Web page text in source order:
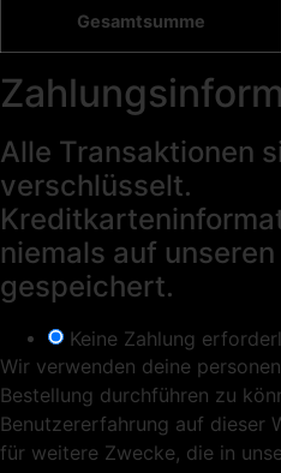
Gesamtsumme
Alle Transaktionen
verschlüsselt.
niemals auf
gespeichert.
Keine Zahlung
Wir verwenden deine
Bestellung durchführen zu
Benutzererfahrung auf dieser
für weitere Zwecke, die in